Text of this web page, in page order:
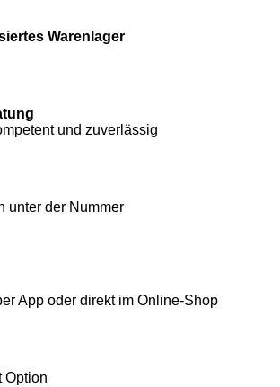
Warenlager
und zuverlässig
unter der Nummer
App oder direkt im Online-Shop
Option